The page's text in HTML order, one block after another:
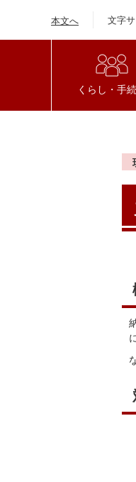
本文へ 文字
くらし・手